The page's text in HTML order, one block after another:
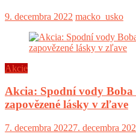
9. decembra 2022 macko_usko
Akcie
Akcia: Spodní vody
zapovězené lásky v zľave
7. decembra 20227. decembra